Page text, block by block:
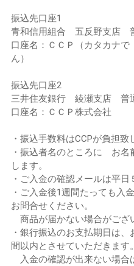
振込先口座1
青和信用組合 五反野支店
口座名：ＣＣＰ（カタカナ
ん）
振込先口座2
三井住友銀行 綾瀬支店 普
口座名：ＣＣＰ株式会社
・振込手数料はCCPが負担致
・振込者名のところに お名
します。
・ご入金の確認メールは平日
・ご入金後1週間たっても入
お問合せください。
商品が届かない場合がござ
・銀行振込のお支払期日は
間以内とさせていただきます。
入金の確認が出来ない場合